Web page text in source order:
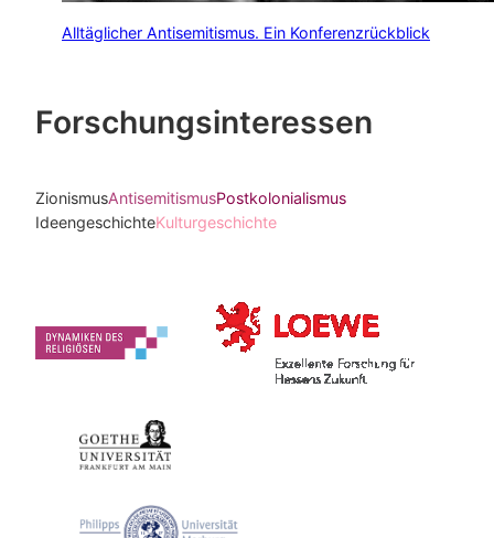
Alltäglicher Antisemitismus. Ein Konferenzrückblick
Forschungsinteressen
ZionismusAntisemitismusPostkolonialismus
IdeengeschichteKulturgeschichte